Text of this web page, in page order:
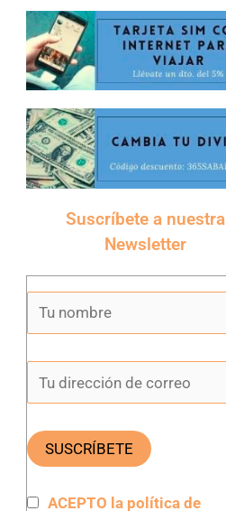
Suscríbete a nuestra
Newsletter
ACEPTO la política de